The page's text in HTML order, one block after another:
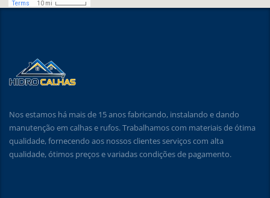
Nos estamos há mais de 15 anos fabricando, instalando e dando
manutenção em calhas e rufos. Trabalhamos com materiais de ótima
qualidade, fornecendo aos nossos clientes serviços com alta
qualidade, ótimos preços e variadas condições de pagamento.